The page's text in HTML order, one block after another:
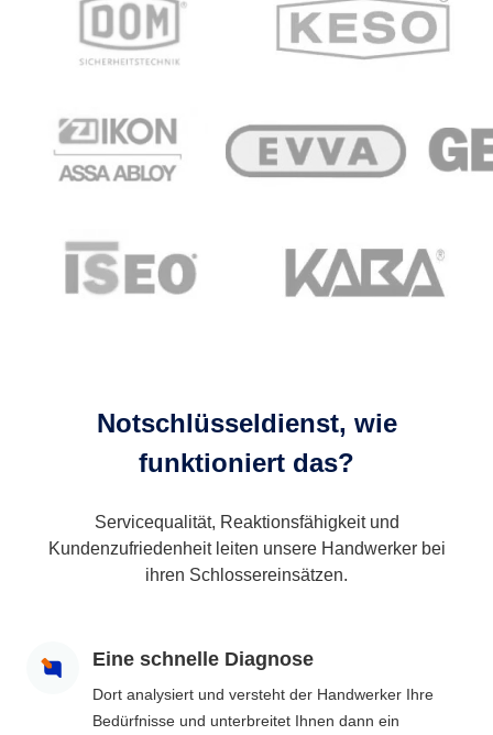
Notschlüsseldienst, wie
funktioniert das?
Servicequalität, Reaktionsfähigkeit und
Kundenzufriedenheit leiten unsere Handwerker bei
ihren Schlossereinsätzen.
Eine schnelle Diagnose
Dort analysiert und versteht der Handwerker Ihre
Bedürfnisse und unterbreitet Ihnen dann ein